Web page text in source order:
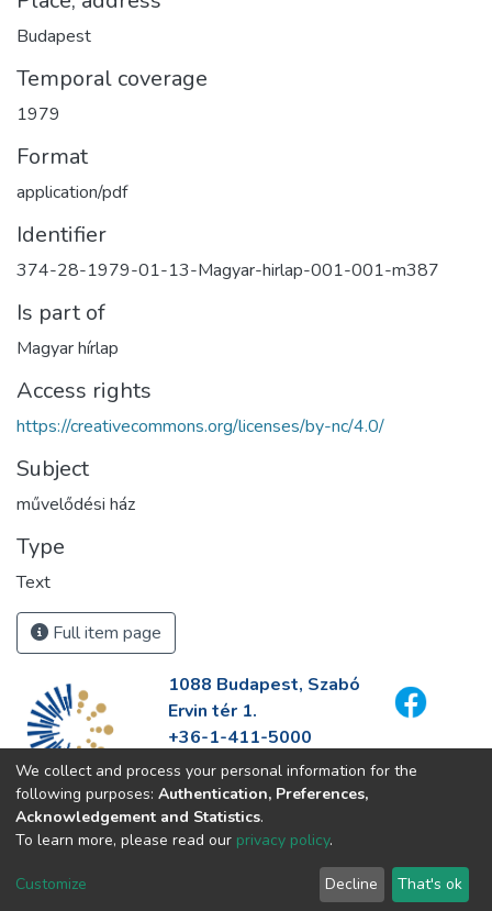
Budapest
Temporal coverage
1979
Format
application/pdf
Identifier
374-28-1979-01-13-Magyar-hirlap-001-001-m387
Is part of
Magyar hírlap
Access rights
https://creativecommons.org/licenses/by-nc/4.0/
Subject
művelődési ház
Type
Text
Full item page
1088 Budapest, Szabó
Ervin tér 1.
+36-1-411-5000
info@fszek.hu
https://fszek.hu
We collect and process your personal information for the
following purposes: Authentication, Preferences,
Acknowledgement and Statistics.
To learn more, please read our privacy policy.
Customize Decline That's ok